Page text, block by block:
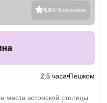
4.67/ 9 отзывов
2.5 часа Пешком
места эстонской столицы